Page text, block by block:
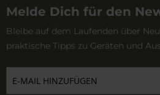
Melde Dich für den
Bleibe auf dem Laufenden über
praktische Tipps zu Geräten und